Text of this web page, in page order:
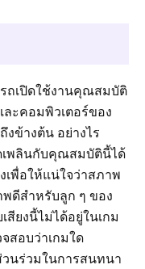
ถเปิดใช้งานคุณสมบัติ
ะคอมพิวเตอร์ของ
ข้างต้น อย่างไร
เพลินกับคุณสมบัตินี้ได้
เพื่อให้แน่ใจว่าสภาพ
ดีสำหรับลูก ๆ ของ
ยงนี้ไม่ได้อยู่ในเกม
สอบว่าเกมใด
นร่วมในการสนทนา